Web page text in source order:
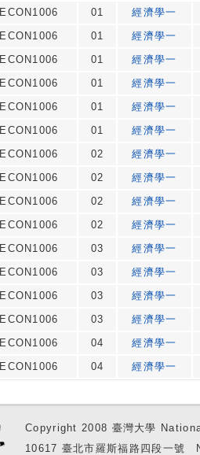
ECON1006 01
經濟學一
ECON1006 01
經濟學一
ECON1006 01
經濟學一
ECON1006 01
經濟學一
ECON1006 01
經濟學一
ECON1006 01
經濟學一
ECON1006 02
經濟學一
ECON1006 02
經濟學一
ECON1006 02
經濟學一
ECON1006 02
經濟學一
ECON1006 03
經濟學一
ECON1006 03
經濟學一
ECON1006 03
經濟學一
ECON1006 03
經濟學一
ECON1006 04
經濟學一
ECON1006 04 經濟學一
Copyright 2008 臺灣大學
10617 臺北市羅斯福路四段一